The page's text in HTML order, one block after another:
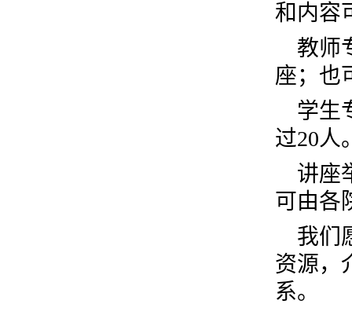
和内容
教师
座；也
学生
过20人
讲座
可由各
我们
资源，
系。